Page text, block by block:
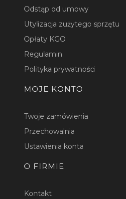
Odstąp od umowy
Utylizacja zużytego sprzętu
Opłaty KGO
Regulamin
Polityka prywatności
MOJE KONTO
Twoje zamówienia
Przechowalnia
Ustawienia konta
O FIRMIE
Kontakt